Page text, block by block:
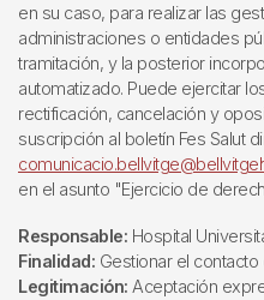
en su caso, para realizar las
administraciones o entidades
tramitación, y la posterior
automatizado. Puede ejercitar
rectificación, cancelación y
suscripción al boletín Fes Salut
en el asunto "Ejercicio de
Responsable: Hospital
Finalidad: Gestionar el contacto
Legitimación: Aceptación